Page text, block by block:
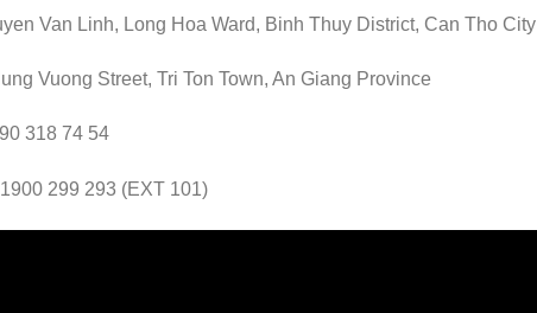
Van Linh, Long Hoa Ward, Binh Thuy District, Can Tho City
Vuong Street, Tri Ton Town, An Giang Province
318 74 54
299 293 (EXT 101)